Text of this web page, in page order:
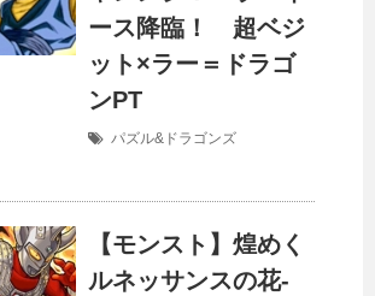
ース降臨！ 超ベジ
ット×ラー＝ドラゴ
ンPT
パズル&ドラゴンズ
【モンスト】煌めく
ルネッサンスの花-